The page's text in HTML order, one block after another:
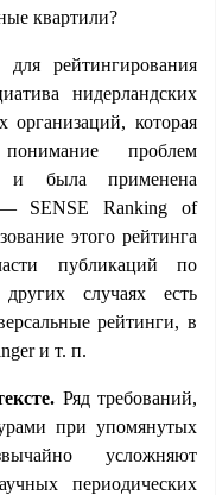
квартили?
рейтингирования
нидерландских
организаций, которая
проблем
и была применена
— SENSE Ranking of
этого рейтинга
публикаций по
случаях есть
рейтинги, в
и т. п.
Ряд требований,
при упомянутых
усложняют
периодических